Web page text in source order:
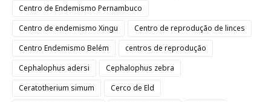
Centro de Endemismo Pernambuco
Centro de endemismo Xingu
Centro de reprodução de linces
Centro Endemismo Belém
centros de reprodução
Cephalophus adersi
Cephalophus zebra
Ceratotherium simum
Cerco de Eld